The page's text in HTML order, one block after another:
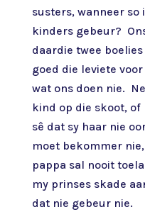
susters, wanneer so
kinders gebeur?
daardie twee
goed die leviete
wat ons doen nie.
kind op die skoot, of
sê dat sy haar nie
moet bekommer
pappa sal nooit
my prinses skade
dat nie gebeur nie.